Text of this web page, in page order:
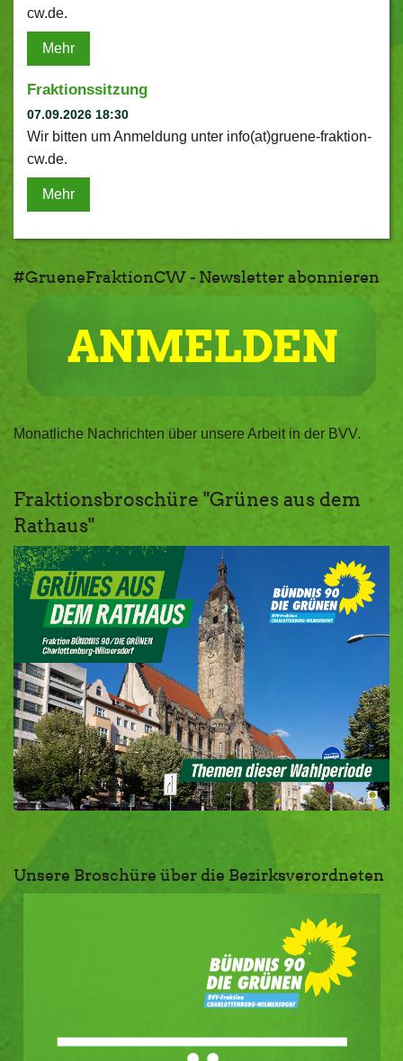
cw.de.
Mehr
Fraktionssitzung
07.09.2026 18:30
Wir bitten um Anmeldung unter info(at)gruene-fraktion-
cw.de.
Mehr
#GrueneFraktionCW - Newsletter abonnieren
Monatliche Nachrichten über unsere Arbeit in der BVV.
Fraktionsbroschüre "Grünes aus dem
Rathaus"
Unsere Broschüre über die Bezirksverordneten